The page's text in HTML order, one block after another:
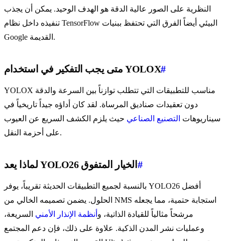
النظرية على الصور عالية الدقة هو الهدف الوحيد. يمكن أن يجذب
تنفيذه داخل نظام TensorFlow البيئي أيضاً الفرق التي تحتفظ ببنيات
Google القديمة.
متى يجب التفكير في استخدام YOLOX#
YOLOX مناسب للتطبيقات التي تتطلب توازناً بين السرعة والدقة
دون تعقيدات صناديق المرساة. لقد كان أداؤه جيداً تاريخياً في
سيناريوهات التصنيع الصناعي حيث يلزم الكشف السريع عن العيوب
على أحزمة النقل.
لماذا يعد YOLO26 الخيار المتفوق #
بالنسبة لجميع التطبيقات الحديثة تقريباً، يوفر YOLO26 أفضل
الحلول. يضمن تصميمه الخالي من NMS استجابة حتمية، مما يجعله
مرشحاً مثالياً للقيادة الذاتية، و أنظمة الإنذار الأمني السريعة،
وعمليات نشر المدن الذكية. علاوة على ذلك، فإن دعم المجتمع